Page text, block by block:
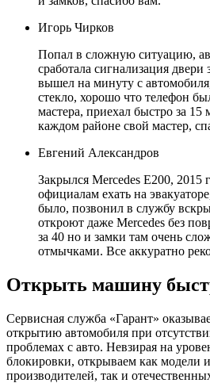
Игорь Чирков
Попал в сложную ситуацию,
сработала сигнализация двери
вышел на минуту с
стекло, хорошо что телефон
мастера, приехал быстро за 15
каждом районе свой мастер,
Евгений Александров
Закрылся Mercedes E200, 2015
официалам ехать на
было, позвонил в службу
откроют даже Mercedes без
за 40 но и замки там очень
отмычками. Все аккуратно
Открыть машину
Сервисная служба «Гарант»
открытию автомобиля при
проблемах с авто. Невзирая на
блокировки, открываем как модели
производителей, так и